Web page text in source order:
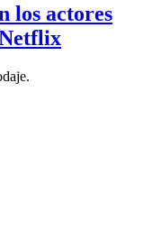
los actores